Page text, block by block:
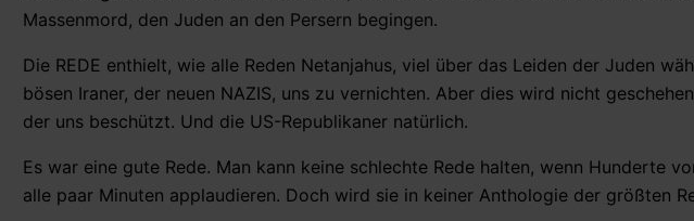
Massenmord, den Juden an den Persern begingen.
Die REDE enthielt, wie alle Reden Netanjahus, viel über das Leiden der Juden
bösen Iraner, der neuen NAZIS, uns zu vernichten. Aber dies wird nicht
der uns beschützt. Und die US-Republikaner natürlich.
Es war eine gute Rede. Man kann keine schlechte Rede halten, wenn Hunderte
alle paar Minuten applaudieren. Doch wird sie in keiner Anthologie der größten